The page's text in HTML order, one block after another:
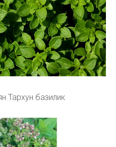
Тархун базилик